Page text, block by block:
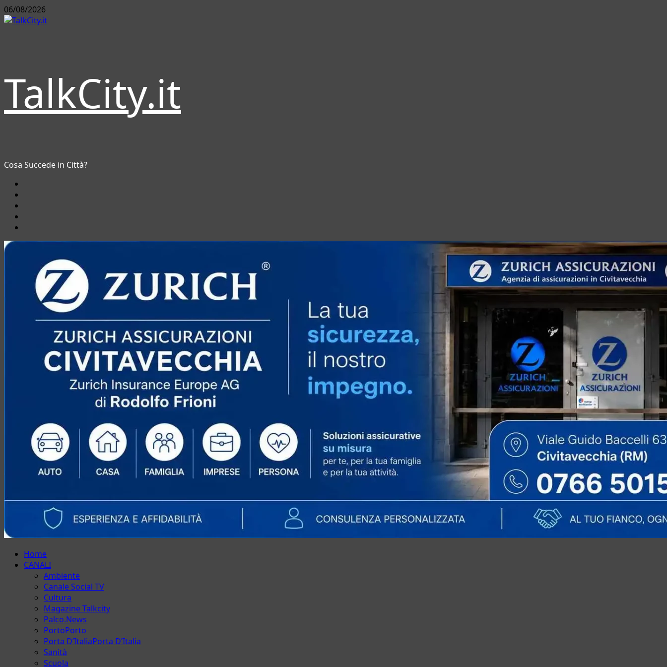
Vai
al
06/08/2026
TalkCity.it
Cosa Succede in Città?
Menu
principale
Home
CANALI
Ambiente
Canale Social TV
Cultura
Magazine Talkcity
Palco.News
PortoPorto
Porta D’ItaliaPorta D’Italia
Sanità
Scuola